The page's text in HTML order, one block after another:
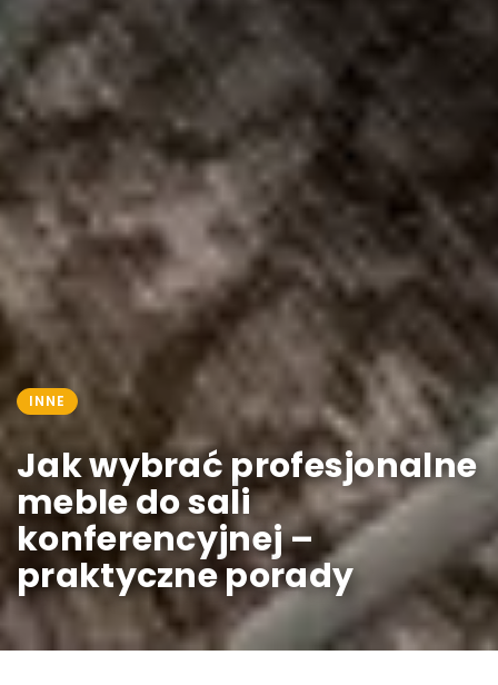
INNE
Jak wybrać profesjonalne
meble do sali
konferencyjnej –
praktyczne porady